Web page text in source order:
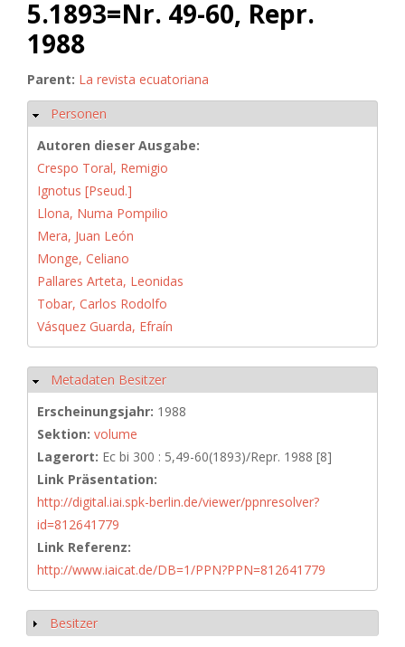
5.1893=Nr. 49-60, Repr.
1988
Parent: La revista ecuatoriana
Ausblenden
Personen
Autoren dieser Ausgabe:
Crespo Toral, Remigio
Ignotus [Pseud.]
Llona, Numa Pompilio
Mera, Juan León
Monge, Celiano
Pallares Arteta, Leonidas
Tobar, Carlos Rodolfo
Vásquez Guarda, Efraín
Ausblenden
Metadaten Besitzer
Erscheinungsjahr: 1988
Sektion: volume
Lagerort: Ec bi 300 : 5,49-60(1893)/Repr. 1988 [8]
Link Präsentation:
http://digital.iai.spk-berlin.de/viewer/ppnresolver?
id=812641779
Link Referenz:
http://www.iaicat.de/DB=1/PPN?PPN=812641779
Anzeigen
Besitzer